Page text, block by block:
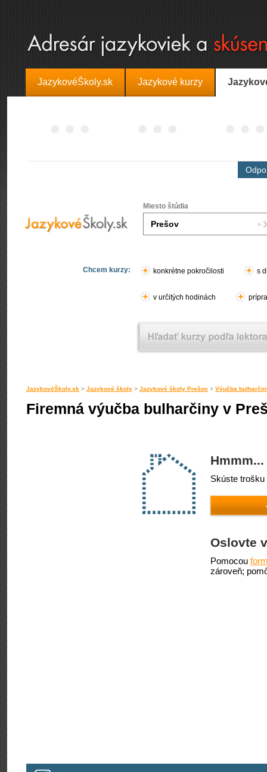
JazykovéŠkoly.sk Jazykové kurzy
Miesto štúdia
Chcem kurzy: konkrétne pokročilosti s
v určitých hodinách
JazykovéŠkoly.sk > Jazykové školy > Jazykové školy Prešov > Výučba
Firemná výučba bulharčiny v
Skúste
Oslovte
Pomocou
zároveň;